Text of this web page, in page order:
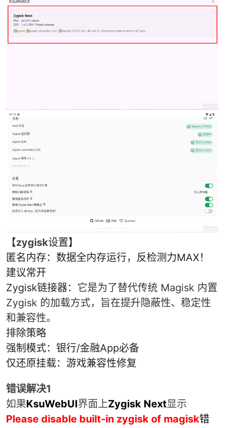
【zygisk设置】
匿名内存：数据全内存运行，反检测力MAX！
建议常开
Zygisk链接器： 它是为了替代传统 Magisk 内置
Zygisk 的加载方式，旨在提升隐蔽性、稳定性
和兼容性。
排除策略
强制模式：银行/金融App必备
仅还原挂载：游戏兼容性修复
错误解决1
如果KsuWebUI界面上Zygisk Next显示
Please disable built-in zygisk of magisk错